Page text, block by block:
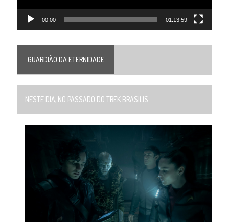
00:00 01:13:59
GUARDIÃO DA ETERNIDADE
NESTE DIA, NO PASSADO DO TREK BRASILIS...